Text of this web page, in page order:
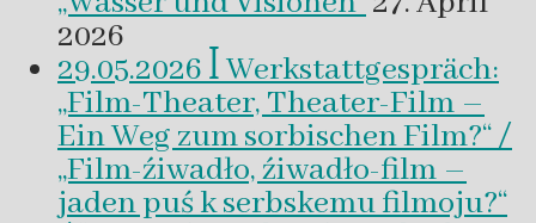
2026
29.05.2026 ꟾ Werkstattgespräch:
„Film-Theater, Theater-Film –
Ein Weg zum sorbischen Film?“ /
„Film-źiwadło, źiwadło-film –
jaden puś k serbskemu filmoju?“